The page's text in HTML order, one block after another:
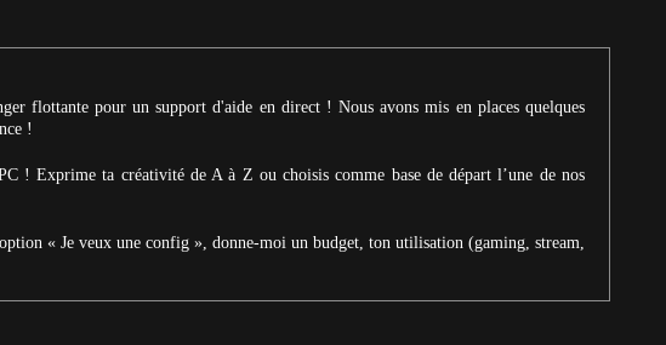
flottante pour un support d'aide en direct ! Nous avons mis en places quelques
!
! Exprime ta créativité de A à Z ou choisis comme base de départ l’une de nos
« Je veux une config », donne-moi un budget, ton utilisation (gaming, stream,